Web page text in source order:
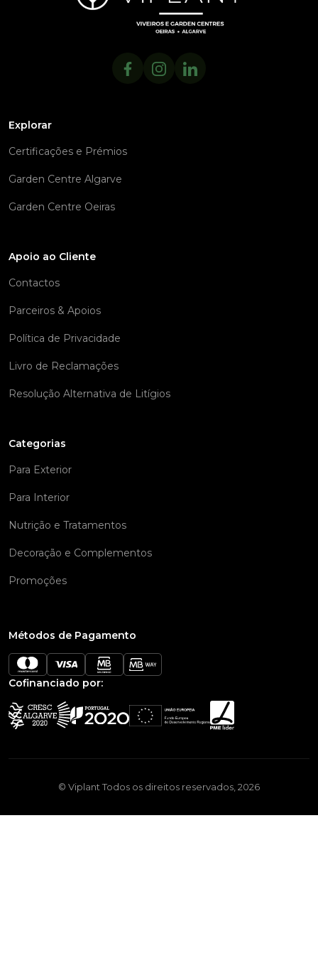
Explorar
Certificações e Prémios
Garden Centre Algarve
Garden Centre Oeiras
Apoio ao Cliente
Contactos
Parceiros & Apoios
Política de Privacidade
Livro de Reclamações
Resolução Alternativa de Litígios
Categorias
Para Exterior
Para Interior
Nutrição e Tratamentos
Decoração e Complementos
Promoções
Métodos de Pagamento
Cofinanciado por:
© Viplant Todos os direitos reservados, 2026